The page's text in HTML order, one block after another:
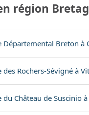
région
Départemental Breton à
des Rochers-Sévigné à
du Château de Suscinio à